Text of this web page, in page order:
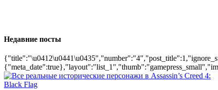
Недавние посты